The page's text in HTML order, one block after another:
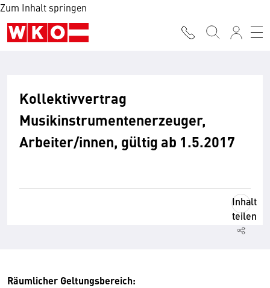
Zum Inhalt springen
Kollektivvertrag
Musikinstrumentenerzeuger,
Arbeiter/innen, gültig ab 1.5.2017
Inhalt
teilen
Räumlicher Geltungsbereich: